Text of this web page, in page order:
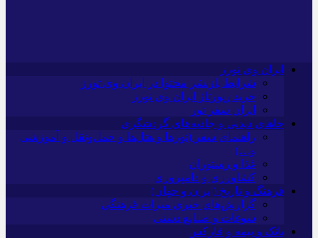
ایران وی تورز
شرایط بازنشر محتوا در ایران وی تورز
خرید رپورتاژ ایران وی تورز
ایران سفر تور
جاهای دیدنی و جاذبه‌های گردشگری
راهنمای سفر (تورها و هتل‌ها و حمل‌و‌نقل و آموزشی
و…)
غذا و رستوران
کشاورزی و دامپروری
فرهنگ و تاریخ (ایران و جهان)
گزارش‌های خبری میراث فرهنگی
سوغات و صنایع دستی
بانک و بیمه و فارکس